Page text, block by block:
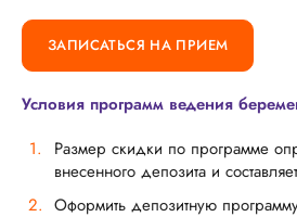
ЗАПИСАТЬСЯ НА ПРИЕМ
Условия программ ведения
Размер скидки по программе
внесенного депозита и
Оформить депозитную